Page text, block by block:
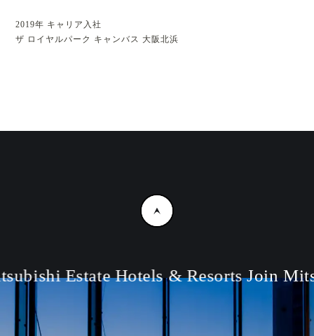
2019年 キャリア入社
ザ ロイヤルパーク キャンバス 大阪北浜
Estate Hotels & ResortsJoin